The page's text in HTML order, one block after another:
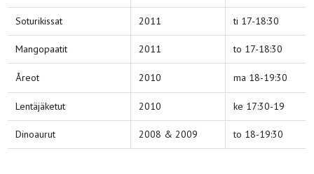
Soturikissat 2011 ti 17-18:30
Mangopaatit 2011 to 17-18:30
Åreot 2010 ma 18-19:30
Lentäjäketut 2010 ke 17:30-19
Dinoaurut 2008 & 2009 to 18-19:30